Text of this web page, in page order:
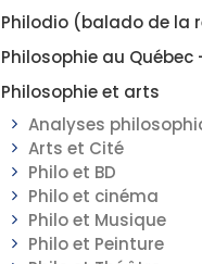
Philodio (balado de la
Philosophie au Québec
Philosophie et arts
Analyses
Arts et Cité
Philo et BD
Philo et cinéma
Philo et Musique
Philo et Peinture